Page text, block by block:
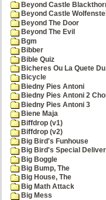
Beyond Castle
Beyond Castle
Beyond The Door
Beyond The Evil
Bgm
Bibber
Bible Quiz
Bicheres Ou La Quete
Bicycle
Biedny Pies Antoni
Biedny Pies Antoni 2
Biedny Pies Antoni 3
Biene Maja
Biffdrop (v1)
Biffdrop (v2)
Big Bird's Funhouse
Big Bird's Special
Big Boggle
Big Bump, The
Big House, The
Big Math Attack
Big Mess